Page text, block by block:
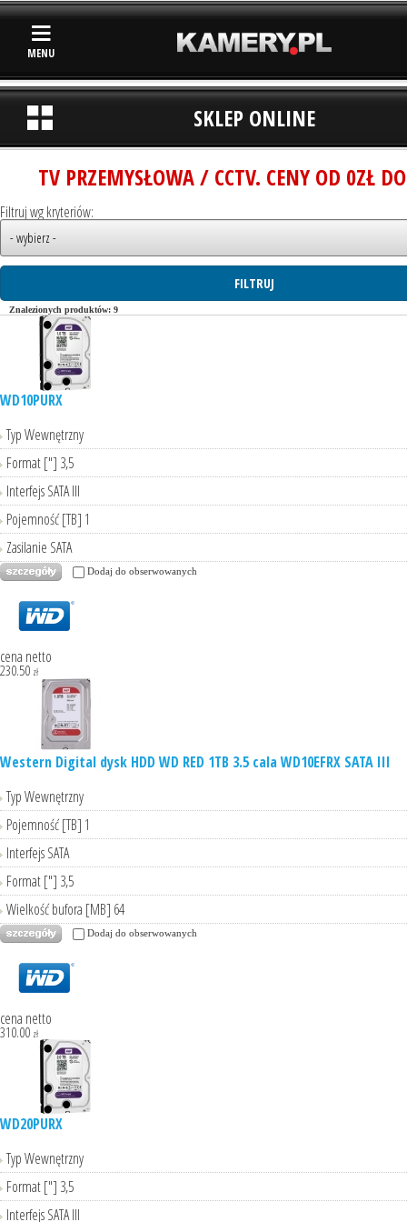
MENU
SKLEP ONLINE
TV PRZEMYSŁOWA / CCTV. CENY OD 0ZŁ
Filtruj wg kryteriów:
Znalezionych produktów: 9
WD10PURX
Typ Wewnętrzny
Format ["] 3,5
Interfejs SATA III
Pojemność [TB] 1
Zasilanie SATA
Dodaj do obserwowanych
cena netto
230.50 zł
Western Digital dysk HDD WD RED 1TB 3.5 cala WD10EFRX SATA III
Typ Wewnętrzny
Pojemność [TB] 1
Interfejs SATA
Format ["] 3,5
Wielkość bufora [MB] 64
Dodaj do obserwowanych
cena netto
310.00 zł
WD20PURX
Typ Wewnętrzny
Format ["] 3,5
Interfejs SATA III